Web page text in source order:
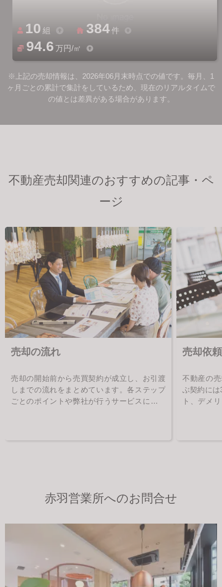
10 組 384件
94.6 万円/㎡
※上記の売却情報は、2026年06月末時点での値です。毎月、1
ヶ月ごとの累計で集計をしているため、現在のリアルタイムで
の値とは差異がある場合があります。
不動産売却関連のおすすめの記事・ペ
ージ
売却の流れ
売却の開始前から売買契約が成立し、お引渡
しまでの流れをまとめています。各ステップ
ごとのポイントや弊社が行うサービスについ
売却依
不動産の
ぶ契約には
ト、デメ
赤羽営業所へのお問合せ